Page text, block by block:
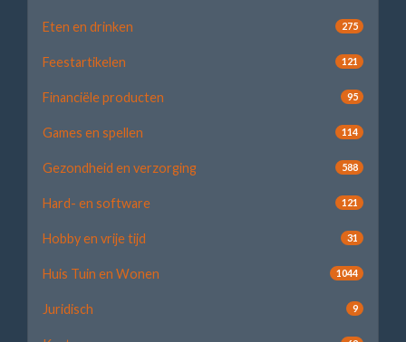
Eten en drinken 275
Feestartikelen 121
Financiële producten 95
Games en spellen 114
Gezondheid en verzorging 588
Hard- en software 121
Hobby en vrije tijd 31
Huis Tuin en Wonen 1044
Juridisch 9